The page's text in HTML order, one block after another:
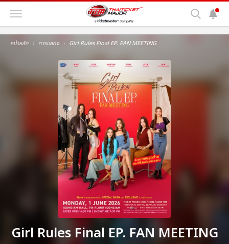
หน้าหลัก การแสดง Girl Rules Final EP. FAN MEETING
Girl Rules Final EP. FAN MEETING